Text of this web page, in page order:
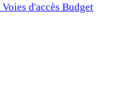
Voies d'accès Budget